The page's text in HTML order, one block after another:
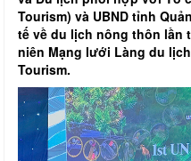
Tourism) và UBND tỉnh
tế về du lịch nông thôn lần
niên Mạng lưới Làng du
Tourism.